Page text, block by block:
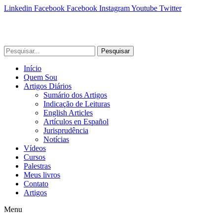
Linkedin Facebook Facebook InstagramYoutube Twitter
Pesquisar
Início
Quem Sou
Artigos Diários
Sumário dos Artigos
Indicação de Leituras
English Articles
Artículos en Español
Jurisprudência
Notícias
Vídeos
Cursos
Palestras
Meus livros
Contato
Artigos
Menu